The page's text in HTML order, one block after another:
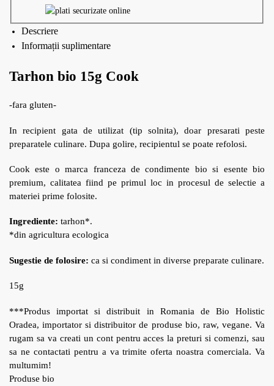
Descriere
Informații suplimentare
Tarhon bio 15g Cook
-fara gluten-
In recipient gata de utilizat (tip solnita), doar presarati peste
preparatele culinare. Dupa golire, recipientul se poate refolosi.
Cook este o marca franceza de condimente bio si esente bio
premium, calitatea fiind pe primul loc in procesul de selectie a
materiei prime folosite.
Ingrediente: tarhon*.
*din agricultura ecologica
Sugestie de folosire: ca si condiment in diverse preparate culinare.
15g
***Produs importat si distribuit in Romania de Bio Holistic
Oradea, importator si distribuitor de produse bio, raw, vegane. Va
rugam sa va creati un cont pentru acces la preturi si comenzi, sau
sa ne contactati pentru a va trimite oferta noastra comerciala. Va
multumim!
Produse bio